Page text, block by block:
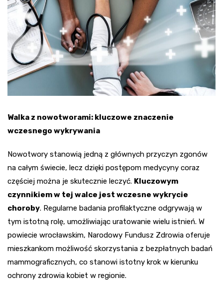
Walka z nowotworami: kluczowe znaczenie
wczesnego wykrywania
Nowotwory stanowią jedną z głównych przyczyn zgonów
na całym świecie, lecz dzięki postępom medycyny coraz
częściej można je skutecznie leczyć. Kluczowym
czynnikiem w tej walce jest wczesne wykrycie
choroby. Regularne badania profilaktyczne odgrywają w
tym istotną rolę, umożliwiając uratowanie wielu istnień. W
powiecie wrocławskim, Narodowy Fundusz Zdrowia oferuje
mieszkankom możliwość skorzystania z bezpłatnych badań
mammograficznych, co stanowi istotny krok w kierunku
ochrony zdrowia kobiet w regionie.